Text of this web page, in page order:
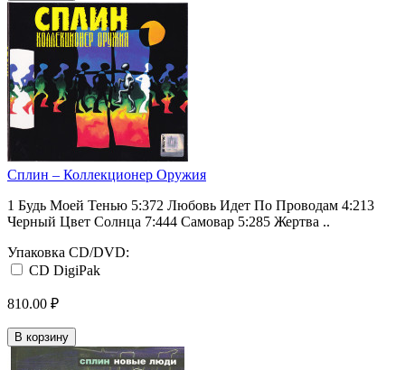
Сплин ‎– Коллекционер Оружия
1 Будь Моей Тенью 5:372 Любовь Идет По Проводам 4:213
Черный Цвет Солнца 7:444 Самовар 5:285 Жертва ..
Упаковка CD/DVD:
CD DigiPak
810.00 ₽
В корзину